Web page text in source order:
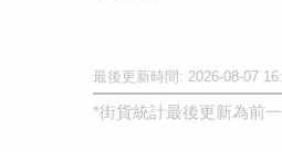
最後更新時間: 2026-08-07
*街貨統計最後更新為前